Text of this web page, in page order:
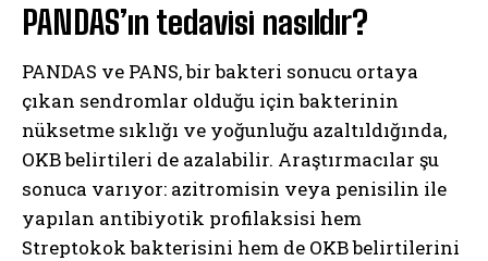
PANDAS’ın tedavisi nasıldır?
PANDAS ve PANS, bir bakteri sonucu ortaya
çıkan sendromlar olduğu için bakterinin
nüksetme sıklığı ve yoğunluğu azaltıldığında,
OKB belirtileri de azalabilir. Araştırmacılar şu
sonuca varıyor: azitromisin veya penisilin ile
yapılan antibiyotik profilaksisi hem
Streptokok bakterisini hem de OKB belirtilerini